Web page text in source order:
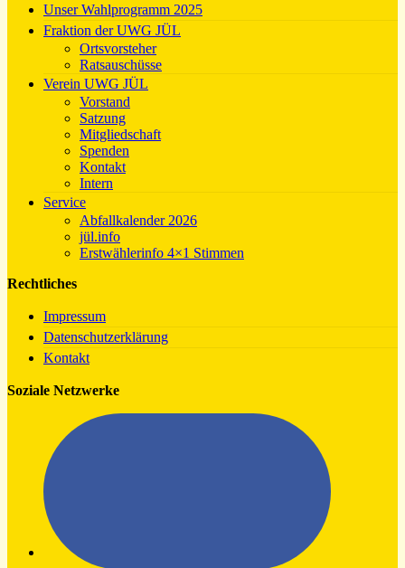
Unser Wahlprogramm 2025
Fraktion der UWG JÜL
Ortsvorsteher
Ratsauschüsse
Verein UWG JÜL
Vorstand
Satzung
Mitgliedschaft
Spenden
Kontakt
Intern
Service
Abfallkalender 2026
jül.info
Erstwählerinfo 4×1 Stimmen
Rechtliches
Impressum
Datenschutzerklärung
Kontakt
Soziale Netzwerke